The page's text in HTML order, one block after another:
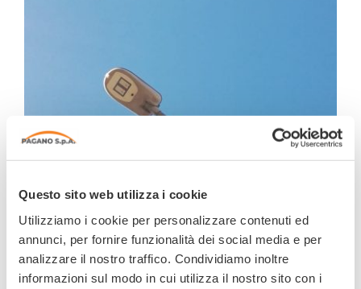
Questo sito web utilizza i cookie
Utilizziamo i cookie per personalizzare contenuti ed
annunci, per fornire funzionalità dei social media e per
analizzare il nostro traffico. Condividiamo inoltre
informazioni sul modo in cui utilizza il nostro sito con i